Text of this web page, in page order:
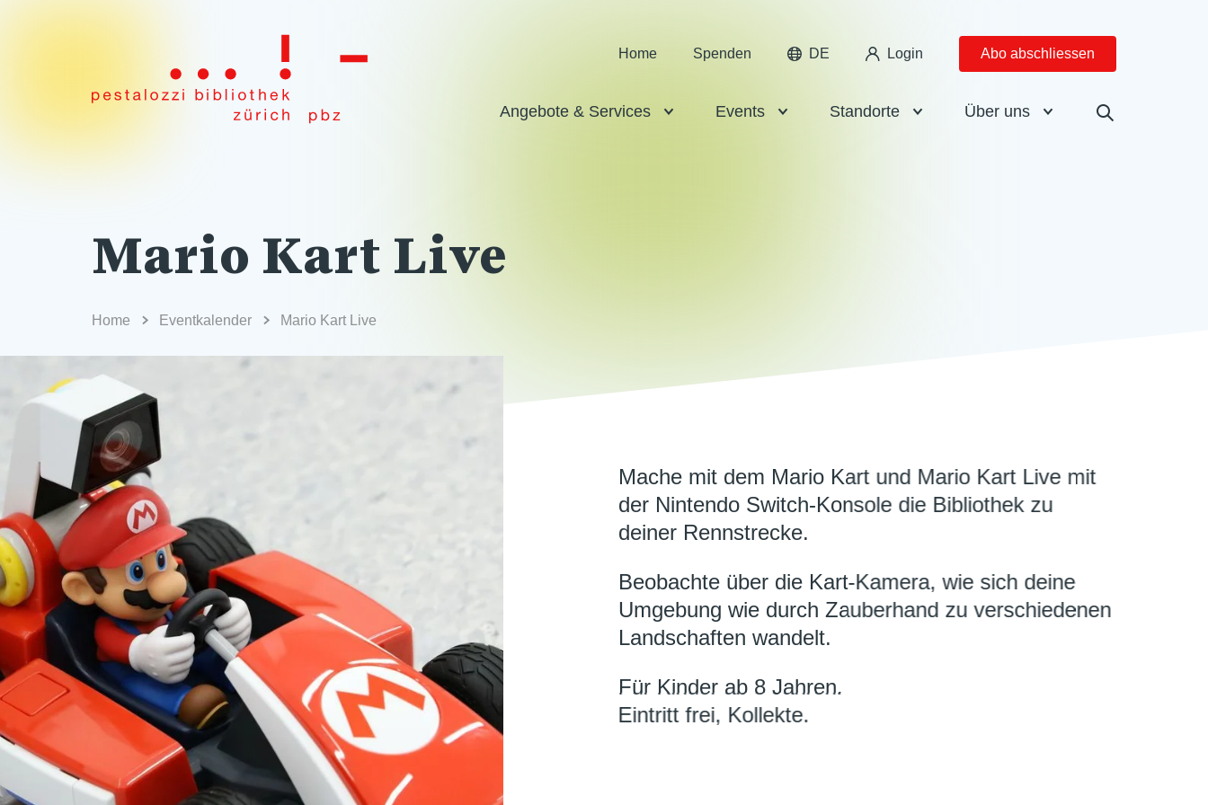
Home Spenden DE Login Abo abschliessen
Angebote & Services Events Standorte Über uns
Mario Kart Live
Home Eventkalender Mario Kart Live
Mache mit dem Mario Kart und Mario Kart Live mit
der Nintendo Switch-Konsole die Bibliothek zu
deiner Rennstrecke.
Beobachte über die Kart-Kamera, wie sich deine
Umgebung wie durch Zauberhand zu verschiedenen
Landschaften wandelt.
Für Kinder ab 8 Jahren.
Eintritt frei, Kollekte.